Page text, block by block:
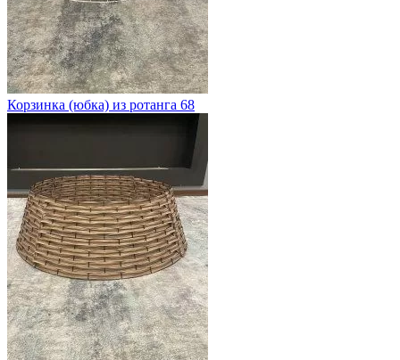
Корзинка (юбка) из ротанга 68